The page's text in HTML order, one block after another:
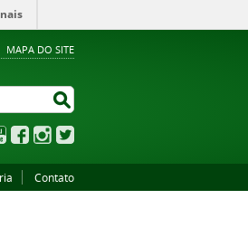
MAPA DO SITE
YouTubeFacebookInstagram
Contato